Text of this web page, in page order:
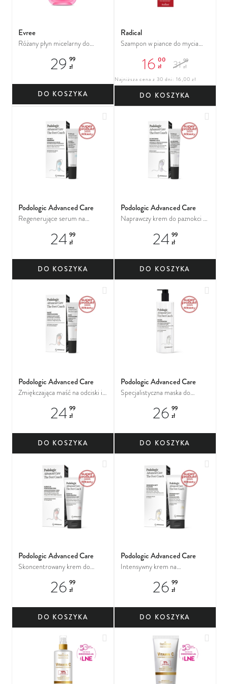
Evree
Różany płyn micelarny do
29 99
zł
DO KOSZYKA
Radical
Szampon w piance do mycia
przedłużanych
16 00
zł 31 99
zł
Najniższa cena z 30 dni: 16,00 zł
DO KOSZYKA
Podologic Advanced Care
Regenerujące serum na
24 99
zł
DO KOSZYKA
Podologic Advanced Care
Naprawczy krem do paznokci z
24 99
zł
DO KOSZYKA
Podologic Advanced Care
Zmiękczająca maść na odciski i
24 99
zł
DO KOSZYKA
Dodaj do ulubionych
Podologic Advanced Care
Specjalistyczna maska do
26 99
zł
DO KOSZYKA
Podologic Advanced Care
Skoncentrowany krem do
26 99
zł
DO KOSZYKA
Dodaj do ulubionych
Podologic Advanced Care
Intensywny krem na
26 99
zł
DO KOSZYKA
Dodaj do ulubionych